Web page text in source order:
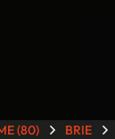
(80) BRIE